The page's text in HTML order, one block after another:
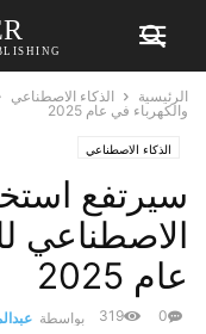
الرئيسية الذكاء الاصطناعي
والكهرباء في عام 2025
الذكاء الاصطناعي
سيرتفع
الاصطناعي
عام 2025
بواسطة 0
319